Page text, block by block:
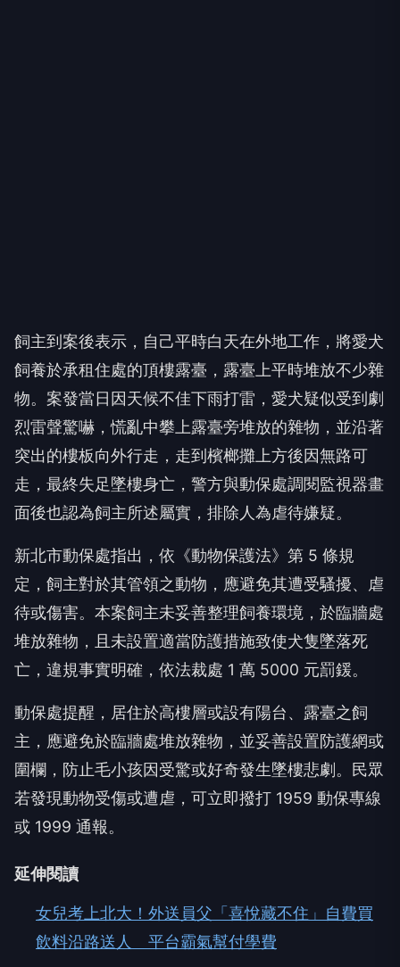
飼主到案後表示，自己平時白天在外地工作，將愛犬
飼養於承租住處的頂樓露臺，露臺上平時堆放不少雜
物。案發當日因天候不佳下雨打雷，愛犬疑似受到劇
烈雷聲驚嚇，慌亂中攀上露臺旁堆放的雜物，並沿著
突出的樓板向外行走，走到檳榔攤上方後因無路可
走，最終失足墜樓身亡，警方與動保處調閱監視器畫
面後也認為飼主所述屬實，排除人為虐待嫌疑。
新北市動保處指出，依《動物保護法》第 5 條規
定，飼主對於其管領之動物，應避免其遭受騷擾、虐
待或傷害。本案飼主未妥善整理飼養環境，於臨牆處
堆放雜物，且未設置適當防護措施致使犬隻墜落死
亡，違規事實明確，依法裁處 1 萬 5000 元罰鍰。
動保處提醒，居住於高樓層或設有陽台、露臺之飼
主，應避免於臨牆處堆放雜物，並妥善設置防護網或
圍欄，防止毛小孩因受驚或好奇發生墜樓悲劇。民眾
若發現動物受傷或遭虐，可立即撥打 1959 動保專線
或 1999 通報。
延伸閱讀
女兒考上北大！外送員父「喜悅藏不住」自費買
飲料沿路送人 平台霸氣幫付學費